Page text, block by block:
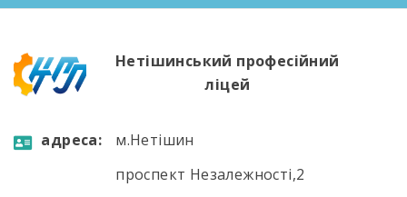
новий навчальний […]
Нетішинський професійний
ліцей
aдресa:
м.Нетішин
проспект Незалежності,2